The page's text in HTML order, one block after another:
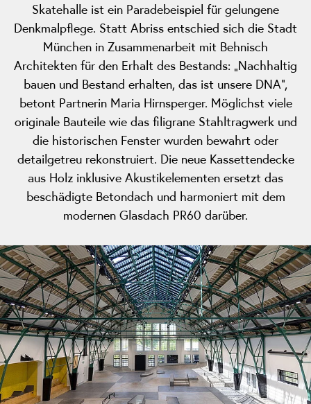
Skatehalle ist ein Paradebeispiel für gelungene
Denkmalpflege. Statt Abriss entschied sich die Stadt
München in Zusammenarbeit mit Behnisch
Architekten für den Erhalt des Bestands: „Nachhaltig
bauen und Bestand erhalten, das ist unsere DNA“,
betont Partnerin Maria Hirnsperger. Möglichst viele
originale Bauteile wie das filigrane Stahltragwerk und
die historischen Fenster wurden bewahrt oder
detailgetreu rekonstruiert. Die neue Kassettendecke
aus Holz inklusive Akustikelementen ersetzt das
beschädigte Betondach und harmoniert mit dem
modernen Glasdach PR60 darüber.